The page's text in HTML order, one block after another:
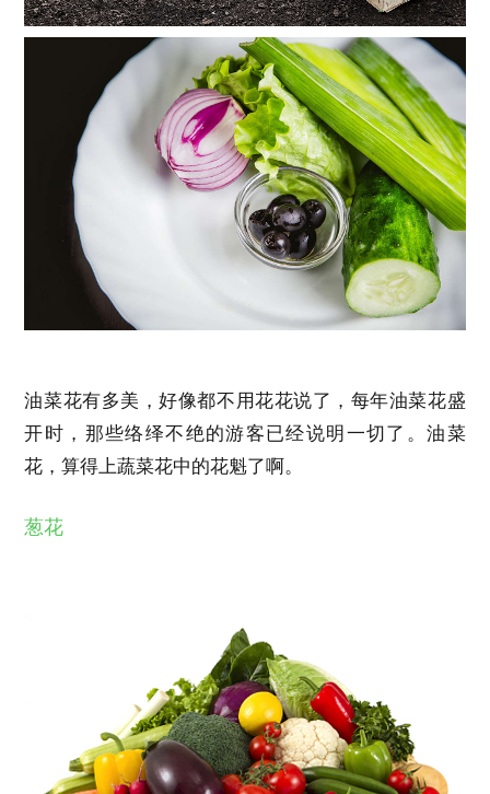
油菜花有多美，好像都不用花花说了，每年油菜花盛
开时，那些络绎不绝的游客已经说明一切了。油菜
花，算得上蔬菜花中的花魁了啊。
葱花